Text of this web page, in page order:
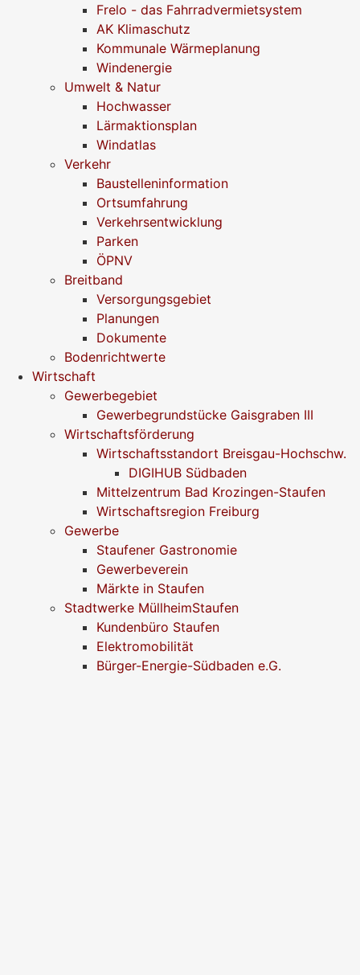
Frelo - das Fahrradvermietsystem
AK Klimaschutz
Kommunale Wärmeplanung
Windenergie
Umwelt & Natur
Hochwasser
Lärmaktionsplan
Windatlas
Verkehr
Baustelleninformation
Ortsumfahrung
Verkehrsentwicklung
Parken
ÖPNV
Breitband
Versorgungsgebiet
Planungen
Dokumente
Bodenrichtwerte
Wirtschaft
Gewerbegebiet
Gewerbegrundstücke Gaisgraben III
Wirtschaftsförderung
Wirtschaftsstandort Breisgau-Hochschw.
DIGIHUB Südbaden
Mittelzentrum Bad Krozingen-Staufen
Wirtschaftsregion Freiburg
Gewerbe
Staufener Gastronomie
Gewerbeverein
Märkte in Staufen
Stadtwerke MüllheimStaufen
Kundenbüro Staufen
Elektromobilität
Bürger-Energie-Südbaden e.G.